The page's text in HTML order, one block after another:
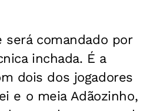
será comandado por
inchada. É a
dois dos jogadores
e o meia Adãozinho,